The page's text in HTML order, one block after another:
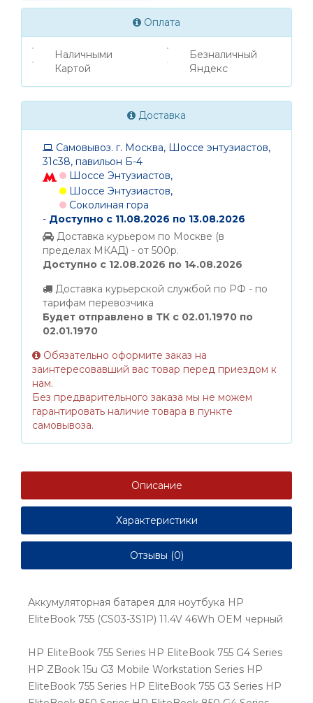
Оплата
Наличными
Картой
Безналичный
Яндекс
Доставка
Самовывоз. г. Москва, Шоссе энтузиастов,
31с38, павильон Б-4
Шоссе Энтузиастов,
Шоссе Энтузиастов,
Соколиная гора
- Доступно с 11.08.2026 по 13.08.2026
Доставка курьером по Москве (в
пределах МКАД) - от 500р.
Доступно с 12.08.2026 по 14.08.2026
Доставка курьерской службой по РФ - по
тарифам перевозчика
Будет отправлено в ТК с 02.01.1970 по
02.01.1970
Обязательно оформите заказ на
заинтересовавший вас товар перед приездом к
нам.
Без предварительного заказа мы не можем
гарантировать наличие товара в пункте
самовывоза.
Описание
Характеристики
Отзывы (0)
Аккумуляторная батарея для ноутбука HP
EliteBook 755 (CS03-3S1P) 11.4V 46Wh OEM черный
HP EliteBook 755 Series HP EliteBook 755 G4 Series
HP ZBook 15u G3 Mobile Workstation Series HP
EliteBook 755 Series HP EliteBook 755 G3 Series HP